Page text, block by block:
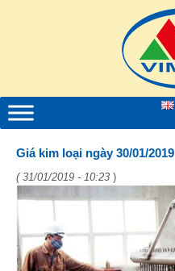
Giá kim loại ngày 30/01/2019
( 31/01/2019 - 10:23 )